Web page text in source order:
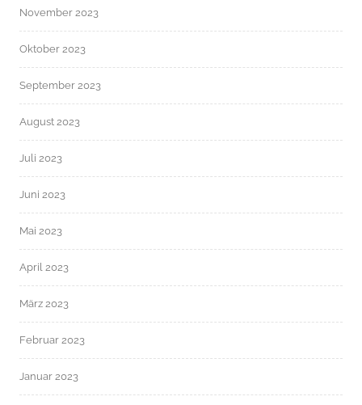
November 2023
Oktober 2023
September 2023
August 2023
Juli 2023
Juni 2023
Mai 2023
April 2023
März 2023
Februar 2023
Januar 2023